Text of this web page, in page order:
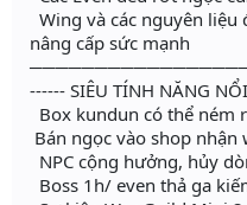
Wing và các nguyên
nâng cấp sức mạnh
------ SIÊU TÍNH NĂNG
Box kundun có thể ném
Bán ngọc vào shop nhận
NPC cộng hưởng, hủy
Boss 1h/ even thả ga